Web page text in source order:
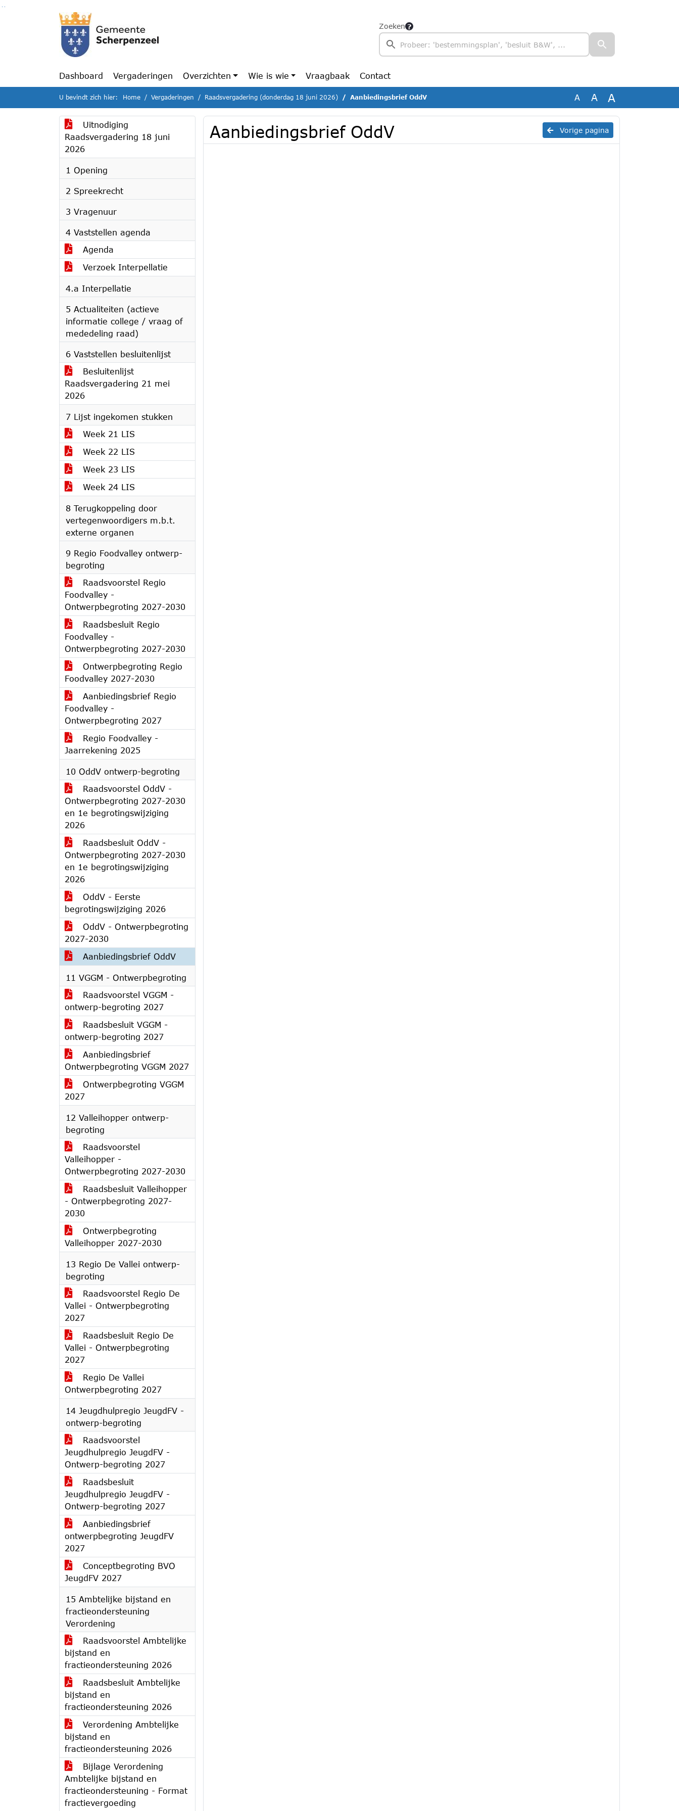
Ga naar de inhoud van deze pagina
Ga naar het zoeken
Ga naar het menu
Zoeken
Dashboard Vergaderingen Overzichten Wie is wie Vraagbaak Contact
U bevindt zich hier: Home Vergaderingen Raadsvergadering (donderdag 18 juni 2026) Aanbiedingsbrief OddV A A A
Uitnodiging
Raadsvergadering 18 juni
2026
1 Opening
2 Spreekrecht
3 Vragenuur
4 Vaststellen agenda
Agenda
Verzoek Interpellatie
4.a Interpellatie
5 Actualiteiten (actieve
informatie college / vraag of
mededeling raad)
6 Vaststellen besluitenlijst
Besluitenlijst
Raadsvergadering 21 mei
2026
7 Lijst ingekomen stukken
Week 21 LIS
Week 22 LIS
Week 23 LIS
Week 24 LIS
8 Terugkoppeling door
vertegenwoordigers m.b.t.
externe organen
9 Regio Foodvalley ontwerp-
begroting
Raadsvoorstel Regio
Foodvalley -
Ontwerpbegroting 2027-2030
Raadsbesluit Regio
Foodvalley -
Ontwerpbegroting 2027-2030
Ontwerpbegroting Regio
Foodvalley 2027-2030
Aanbiedingsbrief Regio
Foodvalley -
Ontwerpbegroting 2027
Regio Foodvalley -
Jaarrekening 2025
10 OddV ontwerp-begroting
Raadsvoorstel OddV -
Ontwerpbegroting 2027-2030
en 1e begrotingswijziging
2026
Raadsbesluit OddV -
Ontwerpbegroting 2027-2030
en 1e begrotingswijziging
2026
OddV - Eerste
begrotingswijziging 2026
OddV - Ontwerpbegroting
2027-2030
Aanbiedingsbrief OddV
11 VGGM - Ontwerpbegroting
Raadsvoorstel VGGM -
ontwerp-begroting 2027
Raadsbesluit VGGM -
ontwerp-begroting 2027
Aanbiedingsbrief
Ontwerpbegroting VGGM 2027
Ontwerpbegroting VGGM
2027
12 Valleihopper ontwerp-
begroting
Raadsvoorstel
Valleihopper -
Ontwerpbegroting 2027-2030
Raadsbesluit Valleihopper
- Ontwerpbegroting 2027-
2030
Ontwerpbegroting
Valleihopper 2027-2030
13 Regio De Vallei ontwerp-
begroting
Raadsvoorstel Regio De
Vallei - Ontwerpbegroting
2027
Raadsbesluit Regio De
Vallei - Ontwerpbegroting
2027
Regio De Vallei
Ontwerpbegroting 2027
14 Jeugdhulpregio JeugdFV -
ontwerp-begroting
Raadsvoorstel
Jeugdhulpregio JeugdFV -
Ontwerp-begroting 2027
Raadsbesluit
Jeugdhulpregio JeugdFV -
Ontwerp-begroting 2027
Aanbiedingsbrief
ontwerpbegroting JeugdFV
2027
Conceptbegroting BVO
JeugdFV 2027
15 Ambtelijke bijstand en
fractieondersteuning
Verordening
Raadsvoorstel Ambtelijke
bijstand en
fractieondersteuning 2026
Raadsbesluit Ambtelijke
bijstand en
fractieondersteuning 2026
Verordening Ambtelijke
bijstand en
fractieondersteuning 2026
Bijlage Verordening
Ambtelijke bijstand en
fractieondersteuning - Format
fractievergoeding
Vorige pagina
Aanbiedingsbrief OddV